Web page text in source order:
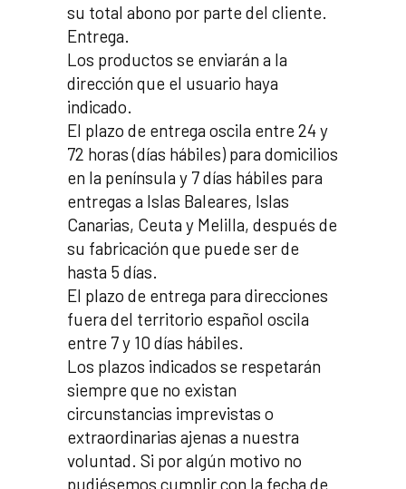
su total abono por parte del cliente.
Entrega.
Los productos se enviarán a la
dirección que el usuario haya
indicado.
El plazo de entrega oscila entre 24 y
72 horas (días hábiles) para domicilios
en la península y 7 días hábiles para
entregas a Islas Baleares, Islas
Canarias, Ceuta y Melilla, después de
su fabricación que puede ser de
hasta 5 días.
El plazo de entrega para direcciones
fuera del territorio español oscila
entre 7 y 10 días hábiles.
Los plazos indicados se respetarán
siempre que no existan
circunstancias imprevistas o
extraordinarias ajenas a nuestra
voluntad. Si por algún motivo no
pudiésemos cumplir con la fecha de